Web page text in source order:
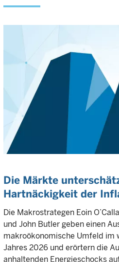
Die Märkte
Hartnäckigkeit der
Die Makrostrategen Eoin
und John Butler geben einen
makroökonomische Umfeld im
Jahres 2026 und erörtern die
anhaltenden Energieschocks